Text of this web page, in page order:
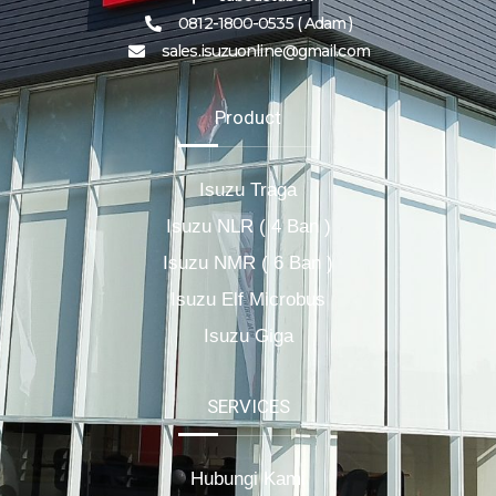
0812-1800-0535 ( Adam )
sales.isuzuonline@gmail.com
Product
Isuzu Traga
Isuzu NLR ( 4 Ban )
Isuzu NMR ( 6 Ban )
Isuzu Elf Microbus
Isuzu Giga
SERVICES
Hubungi Kami